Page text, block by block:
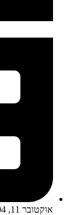
אוקטובר 11, 2004